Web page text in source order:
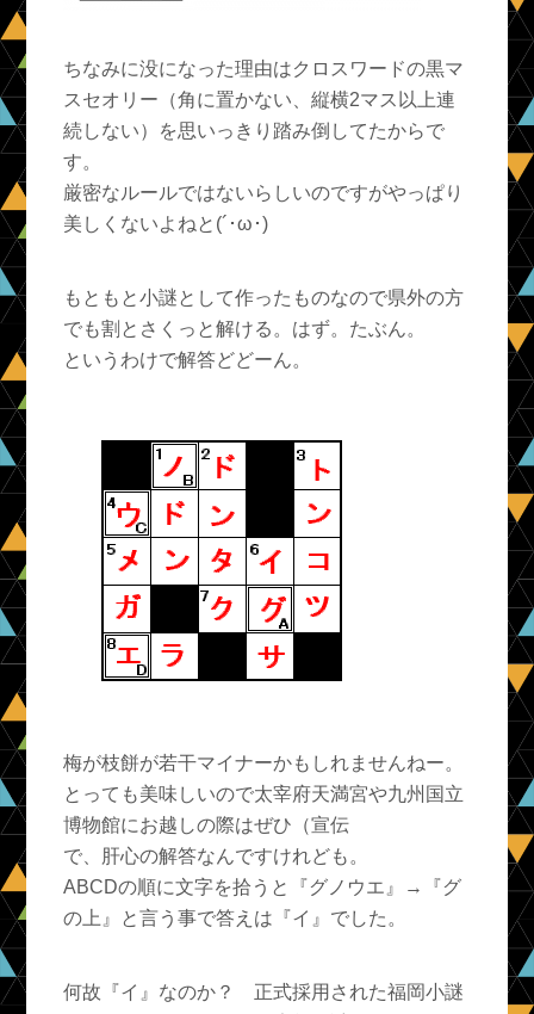
ちなみに没になった理由はクロスワードの黒マ
スセオリー（角に置かない、縦横2マス以上連
続しない）を思いっきり踏み倒してたからで
す。
厳密なルールではないらしいのですがやっぱり
美しくないよねと(´･ω･)
もともと小謎として作ったものなので県外の方
でも割とさくっと解ける。はず。たぶん。
というわけで解答どどーん。
梅が枝餅が若干マイナーかもしれませんねー。
とっても美味しいので太宰府天満宮や九州国立
博物館にお越しの際はぜひ（宣伝
で、肝心の解答なんですけれども。
ABCDの順に文字を拾うと『グノウエ』→『グ
の上』と言う事で答えは 『イ』 でした。
何故『イ』なのか？ 正式採用された福岡小謎